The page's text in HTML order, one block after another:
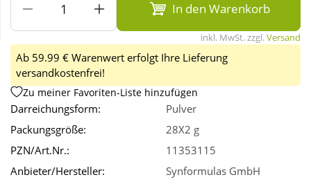
Wellness
In den Warenkorb
inkl. MwSt. zzgl.Versand
Ab 59.99 € Warenwert erfolgt Ihre Lieferung
versandkostenfrei!
Zu meiner Favoriten-Liste hinzufügen
Darreichungsform:
Pulver
Packungsgröße:
28X2 g
PZN/Art.Nr.:
11353115
Anbieter/Hersteller:
Synformulas GmbH